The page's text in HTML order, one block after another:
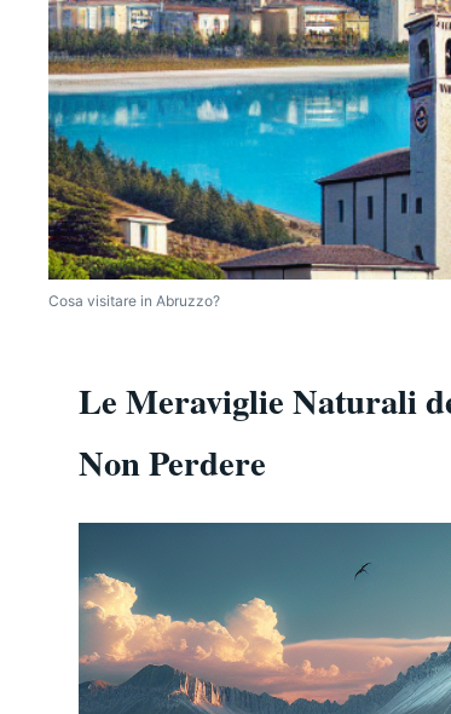
Cosa visitare in Abruzzo?
Le Meraviglie Naturali
Non Perdere